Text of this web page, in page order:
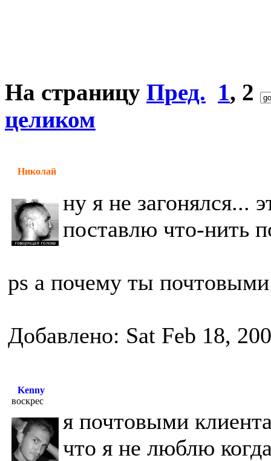
На страницу Пред. 1, 2
целиком
Николай
ну я не загонялся...
поставлю что-нить
ps а почему ты
Добавлено: Sat Feb 18,
Kenny
воскрес
я почтовыми
что я не люблю